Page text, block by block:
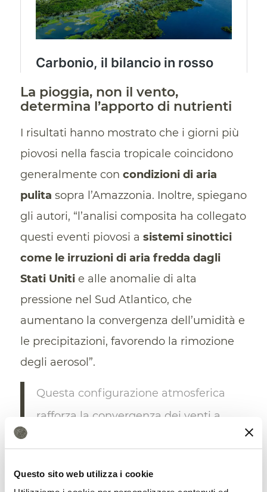
Questo sito web utilizza i cookie
La pioggia, non il vento,
determina l’apporto di nutrienti
I risultati hanno mostrato che i giorni più
piovosi nella fascia tropicale coincidono
generalmente con condizioni di aria
pulita sopra l’Amazzonia. Inoltre, spiegano
gli autori, “l’analisi composita ha collegato
questi eventi piovosi a sistemi sinottici
come le irruzioni di aria fredda dagli
Stati Unitie alle anomalie di alta
pressione nel Sud Atlantico, che
aumentano la convergenza dell’umidità e
le precipitazioni, favorendo la rimozione
degli aerosol”.
Questa configurazione atmosferica
rafforza la convergenza dei venti a